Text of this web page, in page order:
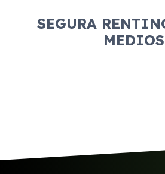
SEGURA
MEDIOS